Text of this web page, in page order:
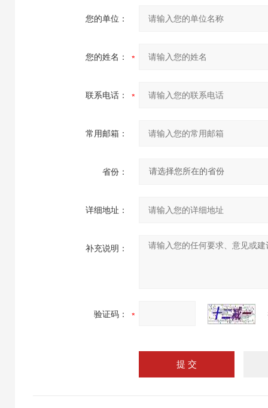
您的单位：
您的姓名：
联系电话：
常用邮箱：
省份：
详细地址：
补充说明：
验证码：